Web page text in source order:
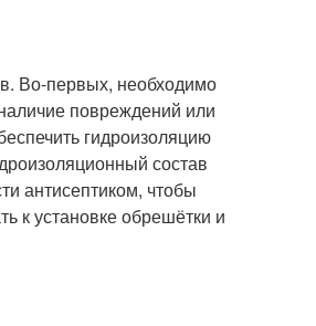
Во-первых, необходимо
повреждений или
гидроизоляцию
состав
антисептиком, чтобы
к установке обрешётки и